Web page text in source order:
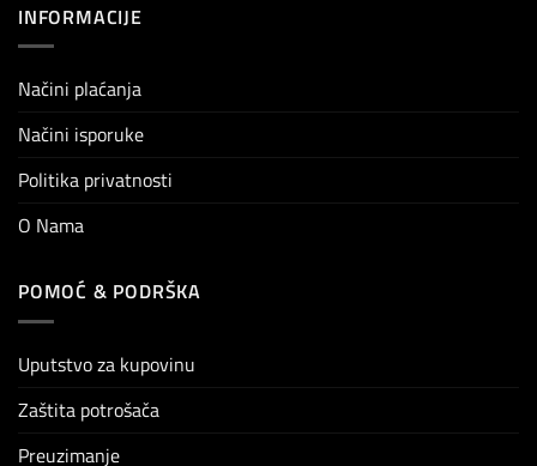
INFORMACIJE
Načini plaćanja
Načini isporuke
Politika privatnosti
O Nama
POMOĆ & PODRŠKA
Uputstvo za kupovinu
Zaštita potrošača
Preuzimanje